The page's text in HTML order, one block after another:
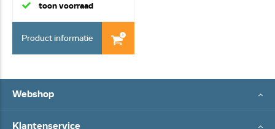
toon voorraad
Product informatie
Webshop
Klantenservice